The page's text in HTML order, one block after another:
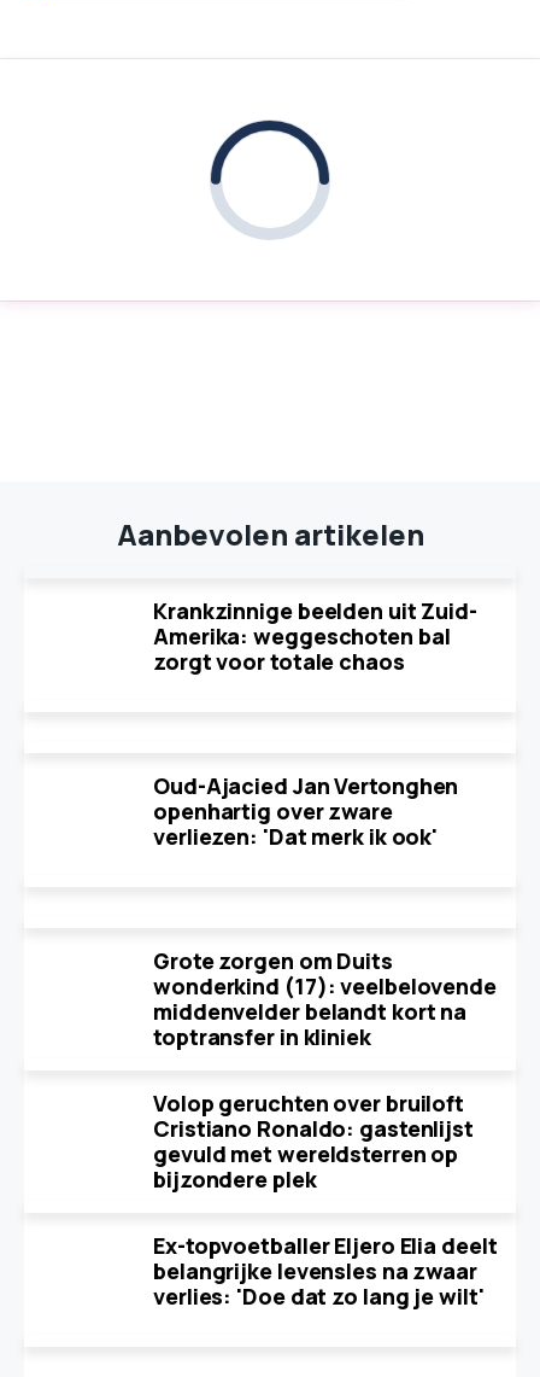
Aanbevolen artikelen
Krankzinnige beelden uit Zuid-
Amerika: weggeschoten bal
zorgt voor totale chaos
Oud-Ajacied Jan Vertonghen
openhartig over zware
verliezen: 'Dat merk ik ook'
Grote zorgen om Duits
wonderkind (17): veelbelovende
middenvelder belandt kort na
toptransfer in kliniek
Volop geruchten over bruiloft
Cristiano Ronaldo: gastenlijst
gevuld met wereldsterren op
bijzondere plek
Ex-topvoetballer Eljero Elia deelt
belangrijke levensles na zwaar
verlies: 'Doe dat zo lang je wilt'